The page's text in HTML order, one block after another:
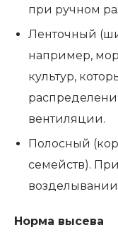
при ручном
Ленточный
например,
культур,
вентиляции.
Полосный
семейств).
Норма высева